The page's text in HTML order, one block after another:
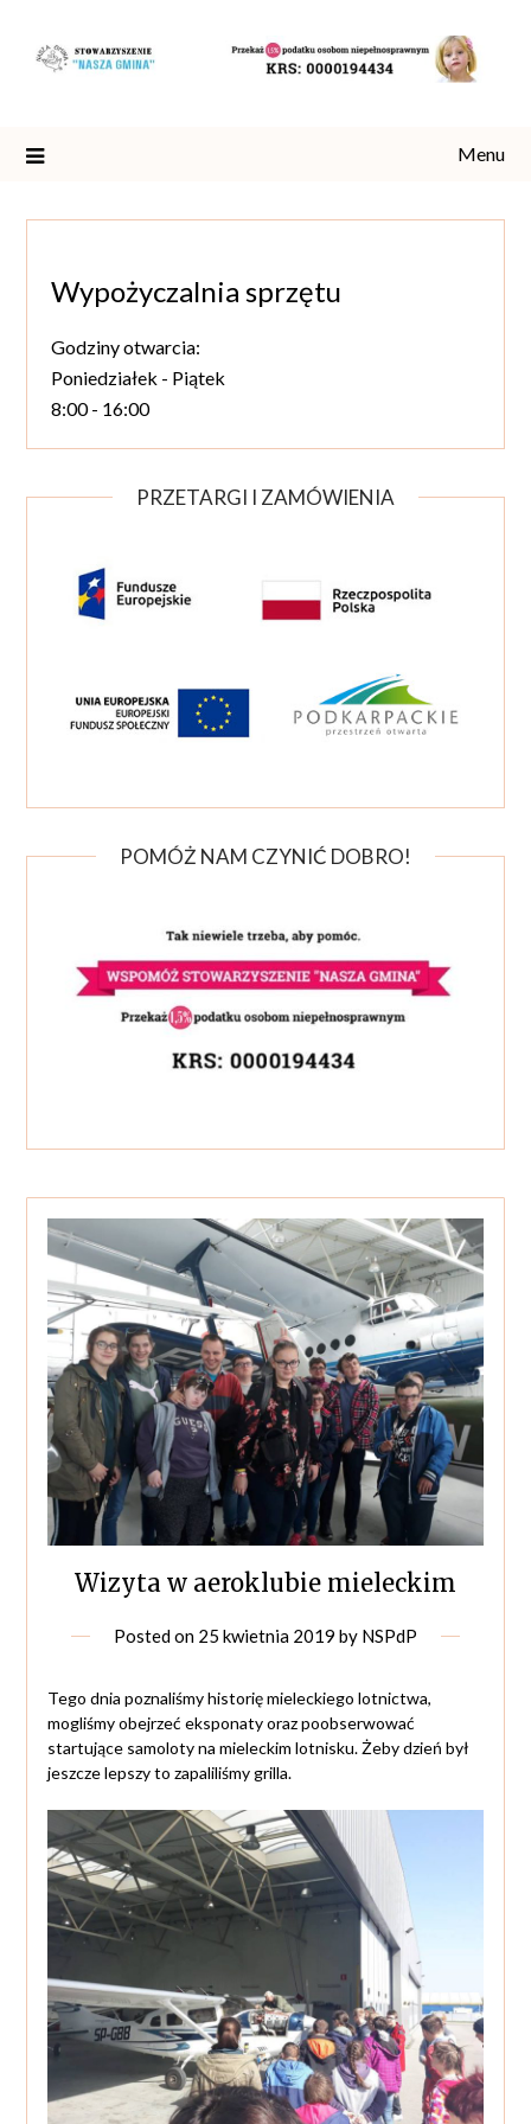
content
Menu
Wypożyczalnia sprzętu
Godziny otwarcia:
Poniedziałek - Piątek
8:00 - 16:00
PRZETARGI I ZAMÓWIENIA
POMÓŻ NAM CZYNIĆ DOBRO!
Wizyta w aeroklubie mieleckim
Posted on 25 kwietnia 2019 by NSPdP
Tego dnia poznaliśmy historię mieleckiego lotnictwa,
mogliśmy obejrzeć eksponaty oraz poobserwować
startujące samoloty na mieleckim lotnisku. Żeby dzień był
jeszcze lepszy to zapaliliśmy grilla.